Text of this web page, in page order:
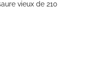
vieux de 210